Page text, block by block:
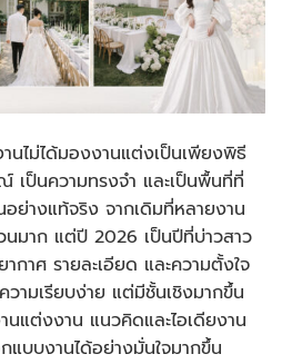
ไม่ได้มองงานแต่งเป็นเพียงพิธี
เป็นความทรงจำ และเป็นพื้นที่ที่
ย่างแท้จริง จากเดิมที่หลายงาน
นมาก แต่ปี 2026 เป็นปีที่บ่าวสาว
กาศ รายละเอียด และความตั้งใจ
ามเรียบง่าย แต่มีชั้นเชิงมากขึ้น
แต่งงาน แนวคิดและไอเดียงาน
บบงานได้อย่างมั่นใจมากขึ้น